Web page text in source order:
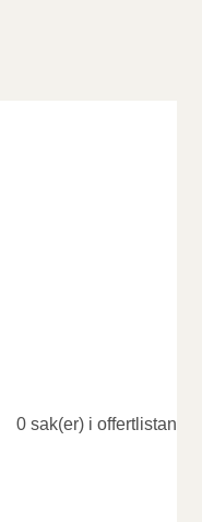
0 sak(er) i offertlistan